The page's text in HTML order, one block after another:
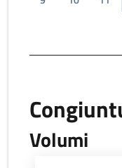
Volumi